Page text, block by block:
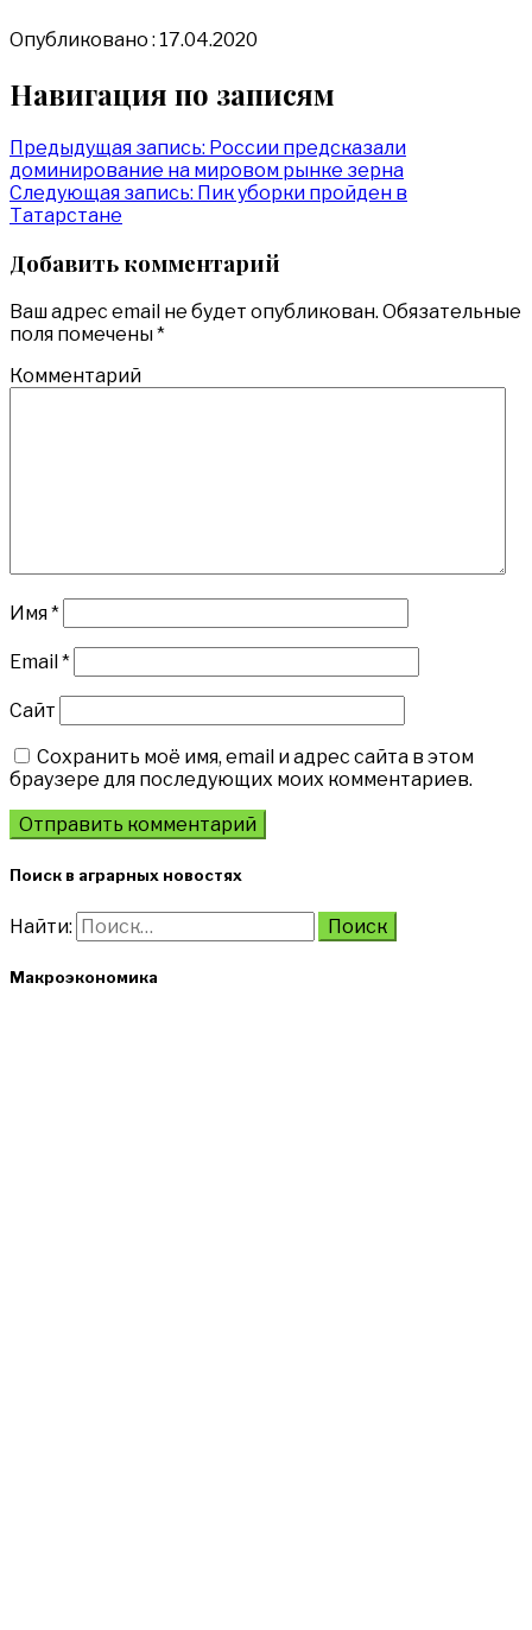
Опубликовано : 17.04.2020
Навигация по записям
Предыдущая запись: России предсказали
доминирование на мировом рынке зерна
Следующая запись: Пик уборки пройден в
Татарстане
Добавить комментарий
Ваш адрес email не будет опубликован. Обязательные
поля помечены*
Комментарий
Имя*
Email *
Сайт
Сохранить моё имя, email и адрес сайта в этом
браузере для последующих моих комментариев.
Поиск в аграрных новостях
Найти:
Макроэкономика